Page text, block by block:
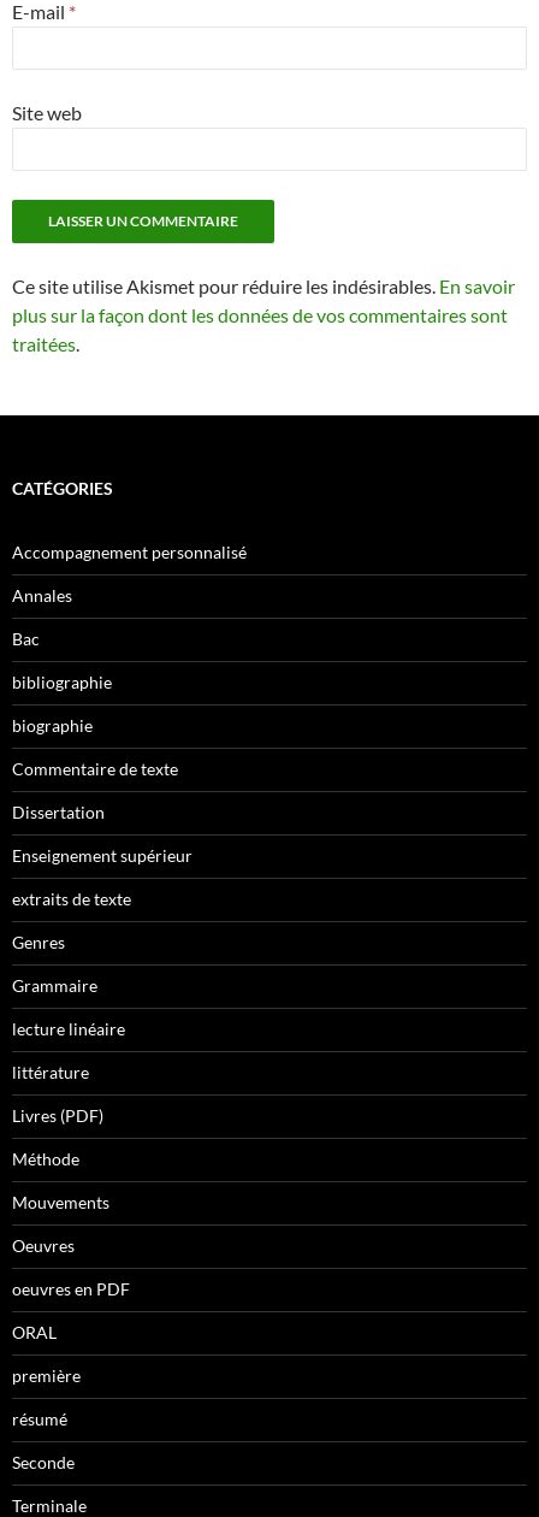
E-mail *
Site web
Ce site utilise Akismet pour réduire les indésirables. En savoir
plus sur la façon dont les données de vos commentaires sont
traitées
CATÉGORIES
Accompagnement personnalisé
Annales
Bac
bibliographie
biographie
Commentaire de texte
Dissertation
Enseignement supérieur
extraits de texte
Genres
Grammaire
lecture linéaire
littérature
Livres (PDF)
Méthode
Mouvements
Oeuvres
oeuvres en PDF
ORAL
première
résumé
Seconde
Terminale